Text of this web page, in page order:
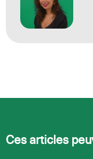
Ces articles